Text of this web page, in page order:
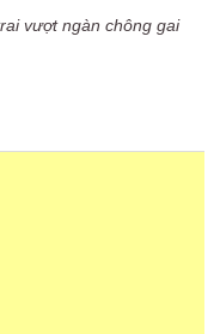
vượt ngàn chông gai